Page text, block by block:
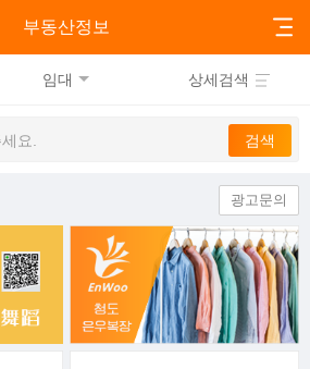
부동산정보
임대 상세검색
광고문의